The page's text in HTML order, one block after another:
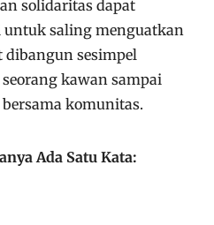
solidaritas dapat
untuk saling menguatkan
dibangun sesimpel
kawan sampai
komunitas.
Ada Satu Kata: